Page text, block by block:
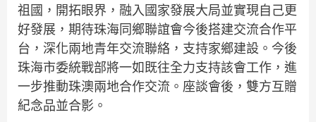
祖國，開拓眼界，融入國家發展大局並實現自己更
好發展，期待珠海同鄉聯誼會今後搭建交流合作平
台，深化兩地青年交流聯絡，支持家鄉建設。今後
珠海市委統戰部將一如既往全力支持該會工作，進
一步推動珠澳兩地合作交流。座談會後，雙方互贈
紀念品並合影。